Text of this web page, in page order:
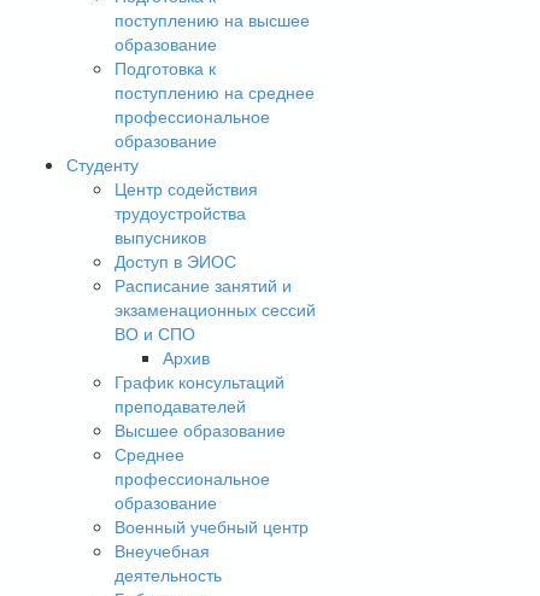
поступлению на высшее
образование
Подготовка к
поступлению на среднее
профессиональное
образование
Студенту
Центр содействия
трудоустройства
выпусников
Доступ в ЭИОС
Расписание занятий и
экзаменационных сессий
ВО и СПО
Архив
График консультаций
преподавателей
Высшее образование
Среднее
профессиональное
образование
Военный учебный центр
Внеучебная
деятельность